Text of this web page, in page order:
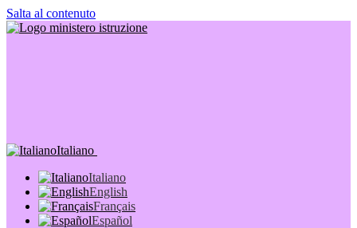
Salta al contenuto
Italiano
Italiano
English
Français
Español